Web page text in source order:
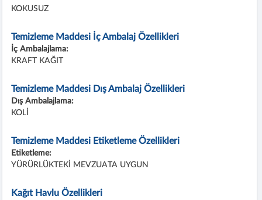
KOKUSUZ
Temizleme Maddesi İç Ambalaj Özellikleri
İç Ambalajlama:
KRAFT KAĞIT
Temizleme Maddesi Dış Ambalaj Özellikleri
Dış Ambalajlama:
KOLİ
Temizleme Maddesi Etiketleme Özellikleri
Etiketleme:
YÜRÜRLÜKTEKİ MEVZUATA UYGUN
Kağıt Havlu Özellikleri